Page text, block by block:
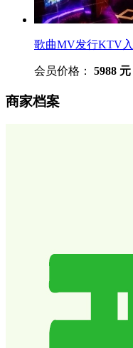
歌曲MV发行KTV
会员价格： 5988 元
商家档案